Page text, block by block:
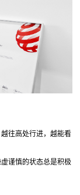
往高处行进，越能看
谨慎的状态总是积极